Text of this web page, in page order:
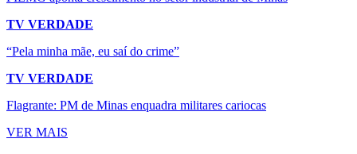
TV VERDADE
“Pela minha mãe, eu saí do crime”
TV VERDADE
Flagrante: PM de Minas enquadra militares cariocas
VER MAIS